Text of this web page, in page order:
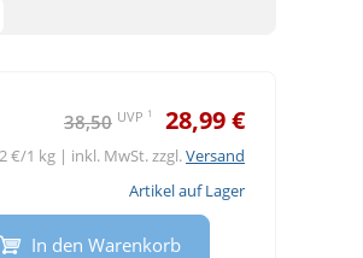
38,50 UVP 1 28,99 €
€/1 kg | inkl. MwSt. zzgl.Versand
Artikel auf Lager
In den Warenkorb